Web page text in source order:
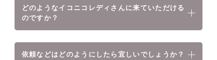
どのようなイコニコレディさんに来ていただける
のですか？
依頼などはどのようにしたら宜しいでしょうか？